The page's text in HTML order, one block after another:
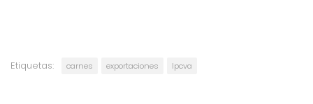
Etiquetas: carnes exportaciones Ipcva